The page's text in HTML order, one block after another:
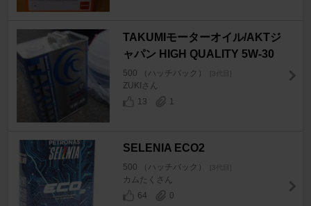
TAKUMIモーターオイル/AKTジ
ャパン HIGH QUALITY 5W-30
500 （ハッチバック） [3代目]
ZUKIさん
13
1
SELENIA ECO2
500 （ハッチバック） [3代目]
カムたくさん
64
0